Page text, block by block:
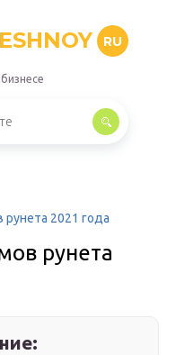
RU
рунета 2021 года
рунета